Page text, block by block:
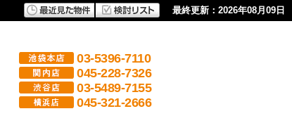
最終更新：2026年08月09日
03-5396-7110
045-228-7326
03-5489-7155
045-321-2666